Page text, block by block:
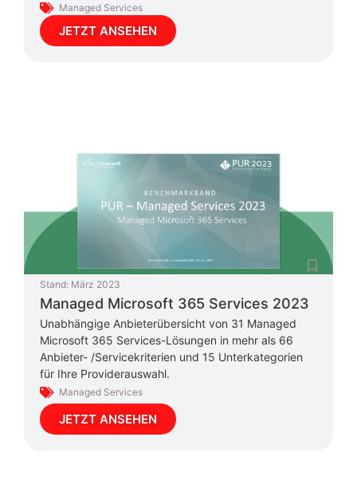
Managed Services
JETZT ANSEHEN
Stand: März 2023
Managed Microsoft 365 Services 2023
Unabhängige Anbieterübersicht von 31 Managed
Microsoft 365 Services-Lösungen in mehr als 66
Anbieter- /Servicekriterien und 15 Unterkategorien
für Ihre Providerauswahl.
Managed Services
JETZT ANSEHEN